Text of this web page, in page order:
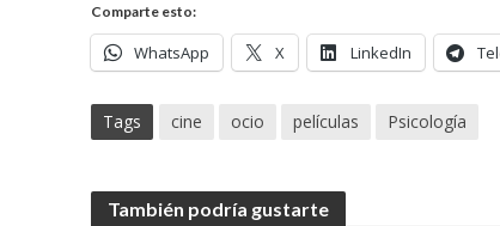
Comparte esto:
WhatsApp X LinkedIn
Tags cine ocio películas Psicología
También podría gustarte